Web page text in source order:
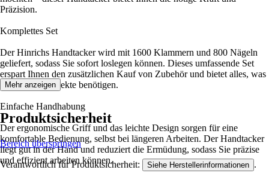
Präzision.
Komplettes Set
Der Hinrichs Handtacker wird mit 1600 Klammern und 800 Nägeln
geliefert, sodass Sie sofort loslegen können. Dieses umfassende Set
erspart Ihnen den zusätzlichen Kauf von Zubehör und bietet alles, was
Sie für Ihre Projekte benötigen.
Einfache Handhabung
Der ergonomische Griff und das leichte Design sorgen für eine
komfortable Bedienung, selbst bei längeren Arbeiten. Der Handtacker
liegt gut in der Hand und reduziert die Ermüdung, sodass Sie präzise
und effizient arbeiten können.
Mehr anzeigen
Produktsicherheit
Bereich überspringen
Verantwortlich für Produktsicherheit: Siehe Herstellerinformationen .